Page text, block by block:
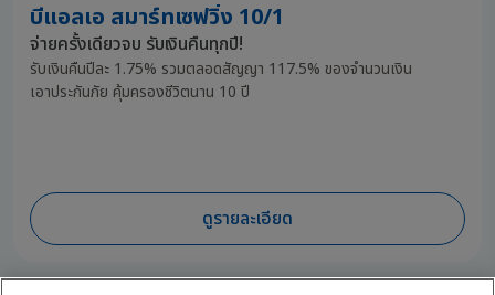
บีแอลเอ สมาร์ทเซฟวิ่ง 10/1
จ่ายครั้งเดียวจบ รับเงินคืนทุกปี!
รับเงินคืนปีละ 1.75% รวมตลอดสัญญา 117.5% ของจำนวนเงิน
เอาประกันภัย คุ้มครองชีวิตนาน 10 ปี
ดูรายละเอียด